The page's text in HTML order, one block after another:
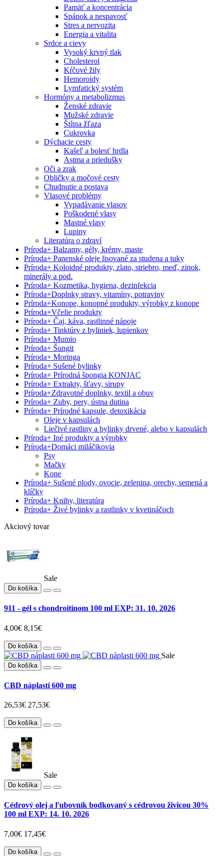
Pamäť a koncentrácia
Spánok a nespavosť
Stres a nervozita
Energia a vitalita
Srdce a cievy
Vysoký krvný tlak
Cholesterol
Kŕčové žily
Hemoroidy
Lymfatický systém
Hormóny a metabolizmus
Ženské zdravie
Mužské zdravie
Štítna žľaza
Cukrovka
Dýchacie cesty
Kašeľ a bolesť hrdla
Astma a priedušky
Oči a zrak
Obličky a močové cesty
Chudnutie a postava
Vlasové problémy
Vypadávanie vlasov
Poškodené vlasy
Mastné vlasy
Lupiny
Literatúra o zdraví
Príroda+ Balzamy, gély, krémy, maste
Príroda+ Panenské oleje lisované za studena a tuky
Príroda+ Koloidné produkty, zlato, striebro, meď, zinok,
minerály a pod.
Príroda+ Kozmetika, hygiena, dezinfekcia
Príroda+Doplnky stravy, vitamíny, potraviny
Príroda+Konope, konopné produkty, výrobky z konope
Príroda+Včelie produkty
Príroda+ Čaj, káva, rastlinné nápoje
Príroda+ Tinktúry z byliniek, lupienkov
Príroda+ Mumio
Príroda+ Šungit
Príroda+ Moringa
Príroda+ Sušené bylinky
Príroda+ Prírodná špongia KONJAC
Príroda+ Extrakty, šťavy, sirupy
Príroda+Zdravotné doplnky, textil a obuv
Príroda+ Zuby, pery, ústna dutina
Príroda+ Prírodné kapsule, detoxikácia
Oleje v kapsulách
Liečivé rastliny a bylinky drvené, alebo v kapsulách
Príroda+ Iné produkty a výrobky
Príroda+Domáci miláčikovia
Psy
Mačky
Kone
Príroda+ Sušené plody, ovocie, zelenina, orechy, semená a
klíčky
Príroda+ Knihy, literatúra
Príroda+ Živé bylinky a rastlinky v kvetináčoch
Akciový tovar
Sale
Do košíka
911 - gél s chondroitinom 100 ml EXP: 31. 10. 2026
4,00€ 8,15€
Do košíka
Sale
Do košíka
CBD náplasti 600 mg
26,53€ 27,53€
Do košíka
Sale
Do košíka
Cédrový olej a ľubovník bodkovaný s cédrovou živicou 30%
100 ml EXP: 14. 10. 2026
7,00€ 17,45€
Do košíka